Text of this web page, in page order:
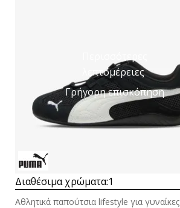
λεπτομέρειες
Γρήγορη επισκόπηση
Διαθέσιμα χρώματα:1
Αθλητικά παπούτσια lifestyle για γυναίκες